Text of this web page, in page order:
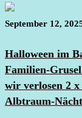
September 12,
Halloween im
Familien-
wir verlosen 2
Albtraum-